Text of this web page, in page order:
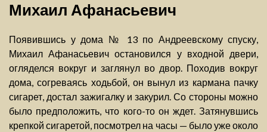
Михаил Афанасьевич
Появившись у дома № 13 по Андреевскому спуску,
Михаил Афанасьевич остановился у входной двери,
огляделся вокруг и заглянул во двор. Походив вокруг
дома, согреваясь ходьбой, он вынул из кармана пачку
сигарет, достал зажигалку и закурил. Со стороны можно
было предположить, что кого-то он ждет. Затянувшись
крепкой сигаретой, посмотрел на часы — было уже около